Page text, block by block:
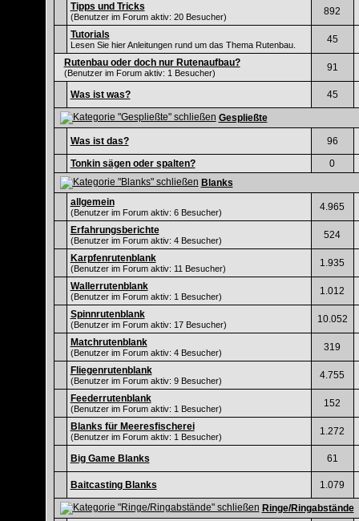
Tipps und Tricks
(Benutzer im Forum aktiv: 20 Besucher) 892
Tutorials
Lesen Sie hier Anleitungen rund um das Thema Rutenbau. 45
Rutenbau oder doch nur Rutenaufbau?
(Benutzer im Forum aktiv: 1 Besucher) 91
Was ist was? 45
Gespließte
Was ist das?
96
Tonkin sägen oder spalten?
0
Blanks
allgemein
(Benutzer im Forum aktiv: 6 Besucher) 4.965
Erfahrungsberichte
(Benutzer im Forum aktiv: 4 Besucher) 524
Karpfenrutenblank
(Benutzer im Forum aktiv: 11 Besucher) 1.935
Wallerrutenblank
(Benutzer im Forum aktiv: 1 Besucher) 1.012
Spinnrutenblank
(Benutzer im Forum aktiv: 17 Besucher) 10.052
Matchrutenblank
(Benutzer im Forum aktiv: 4 Besucher) 319
Fliegenrutenblank
(Benutzer im Forum aktiv: 9 Besucher) 4.755
Feederrutenblank
(Benutzer im Forum aktiv: 1 Besucher) 152
Blanks für Meeresfischerei
(Benutzer im Forum aktiv: 1 Besucher) 1.272
Big Game Blanks 61
Baitcasting Blanks 1.079
Ringe/Ringabstände